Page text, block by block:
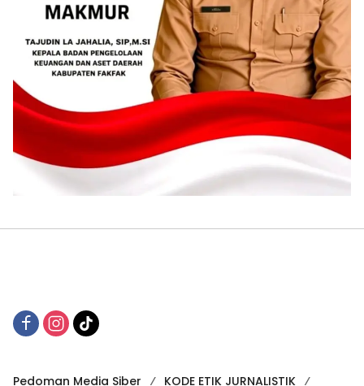
Pedoman Media Siber KODE ETIK JURNALISTIK